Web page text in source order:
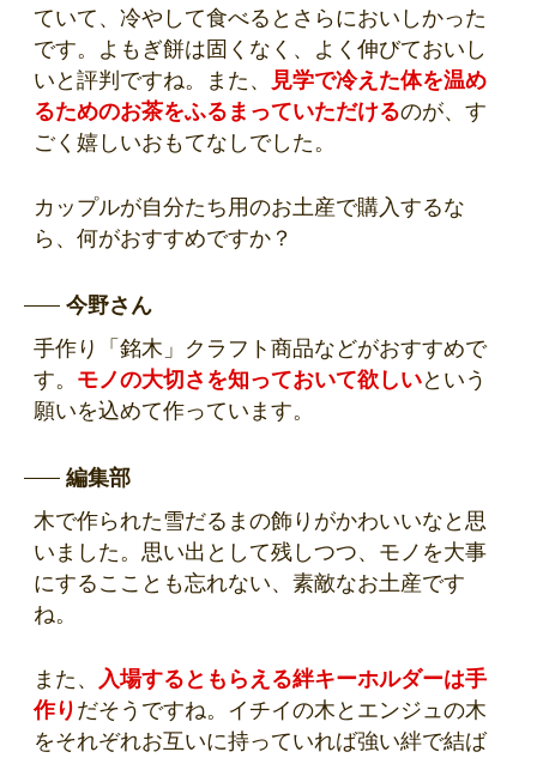
ていて、冷やして食べるとさらにおいしかった
です。よもぎ餅は固くなく、よく伸びておいし
いと評判ですね。また、
見学で冷えた体を温め
るためのお茶をふるまっていただけるのが、す
ごく嬉しいおもてなしでした。
カップルが自分たち用のお土産で購入するな
ら、何がおすすめですか？
今野さん
手作り「銘木」クラフト商品などがおすすめで
す。 モノの大切さを知っておいて欲しいという
願いを込めて作っています。
編集部
木で作られた雪だるまの飾りがかわいいなと思
いました。思い出として残しつつ、モノを大事
にするこことも忘れない、素敵なお土産です
ね。
また、
入場するともらえる絆キーホルダーは手
作り だそうですね。イチイの木とエンジュの木
をそれぞれお互いに持っていれば強い絆で結ば